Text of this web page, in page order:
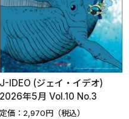
？
いったので…
いほいである
味でも抗生剤を使っておこ
J-IDEO (ジェイ・イデオ)
2026年5月 Vol.10 No.3
定価：2,970円（税込）